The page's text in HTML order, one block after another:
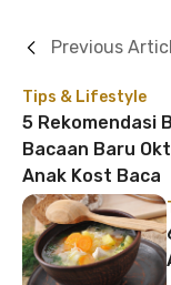
Tips & Lifestyle
5 Rekomendasi
Bacaan Baru
Anak Kost Baca
Previous